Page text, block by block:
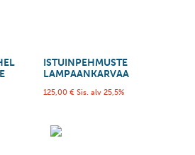
ISTUINPEHMUSTE
LAMPAANKARVAA
125,00 € Sis. alv 25,5%